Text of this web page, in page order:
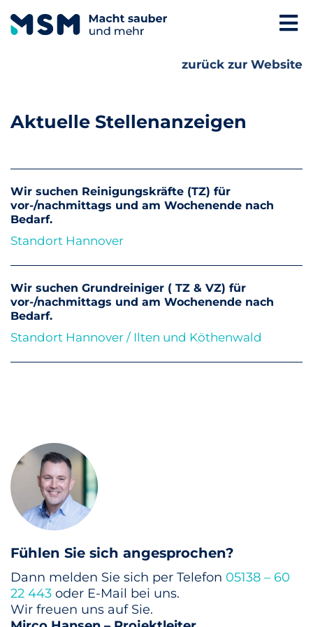
Macht sauber und mehr
zurück zur Website
Aktuelle Stellenanzeigen
Wir suchen Reinigungskräfte (TZ) für
vor-/nachmittags und am Wochenende nach
Bedarf.
Standort Hannover
Wir suchen Grundreiniger ( TZ & VZ) für
vor-/nachmittags und am Wochenende nach
Bedarf.
Standort Hannover / Ilten und Köthenwald
Fühlen Sie sich angesprochen?
Dann melden Sie sich per Telefon 05138 – 60
22 443 oder E-Mail bei uns.
Wir freuen uns auf Sie.